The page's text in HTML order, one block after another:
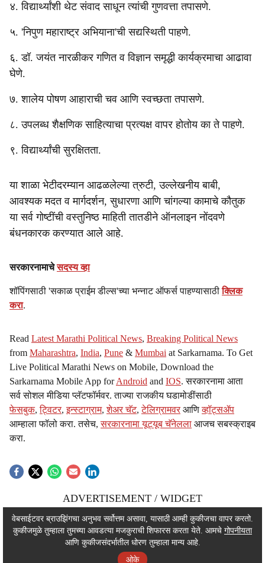
४. विद्यार्थ्यांशी थेट संवाद साधून त्यांची गुणवत्ता तपासणे.
५. 'निपुण महाराष्ट्र अभियाना'ची सद्यस्थिती पाहणे.
६. डॉ. जयंत नारळीकर गणित व विज्ञान समृद्धी कार्यक्रमाचा आढावा
घेणे.
७. शालेय पोषण आहाराची चव आणि स्वच्छता तपासणे.
८. उपलब्ध शैक्षणिक साहित्याचा प्रत्यक्ष वापर होतोय का ते पाहणे.
९. विद्यार्थ्यांची सुरक्षितता.
या शाळा भेटीदरम्यान आढळलेल्या त्रुटी, उल्लेखनीय बाबी,
आवश्यक मदत व मार्गदर्शन, सुधारणा आणि चांगल्या कामाचे कौतुक
या सर्व गोष्टींची वस्तुनिष्ठ माहिती तातडीने ऑनलाइन नोंदवणे
बंधनकारक करण्यात आले आहे.
सरकारनामाचेसदस्य व्हा
शॉपिंगसाठी 'सकाळ प्राईम डील्स'च्या भन्नाट ऑफर्स पाहण्यासाठीक्लिक
करा.
Read Latest Marathi Political News, Breaking Political News
from Maharashtra, India, Pune & Mumbai at Sarkarnama. To Get
Live Political Marathi News on Mobile, Download the
Sarkarnama Mobile App forAndroid and IOS. सरकारनामा आता
सर्व सोशल मीडिया प्लॅटफॉर्मवर. ताज्या राजकीय घडामोडींसाठी
फेसबुक,ट्विटर,इन्स्टाग्राम,शेअर चॅट,टेलिग्रामवर आणिव्हॉट्सॲप
आम्हाला फॉलो करा. तसेच,सरकारनामा यूट्यूब चॅनेलला आजच सबस्क्राइब
करा.
ADVERTISEMENT / WIDGET
ADVERTISEMENT / WIDGET
ADVERTISEMENT / WIDGET
वेबसाईटवर ब्राउझिंगचा अनुभव सर्वोत्तम असावा, यासाठी आम्ही कुकीजचा वापर करतो.
कुकीजमुळे तुम्हाला तुमच्या आवडत्या मजकुराची शिफारस करता येते. आमचे गोपनीयता
आणि कुकीजसंदर्भातील धोरण तुम्हाला मान्य आहे.
ओके